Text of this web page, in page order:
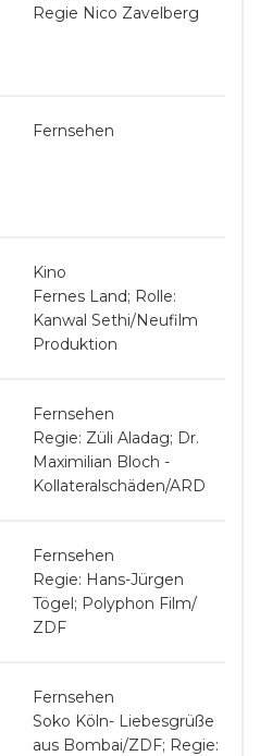
Regie Nico Zavelberg
Fernsehen
Kino
Fernes Land; Rolle:
Kanwal Sethi/Neufilm
Produktion
Fernsehen
Regie: Züli Aladag; Dr.
Maximilian Bloch -
Kollateralschäden/ARD
Fernsehen
Regie: Hans-Jürgen
Tögel; Polyphon Film/
ZDF
Fernsehen
Soko Köln- Liebesgrüße
aus Bombai/ZDF; Regie: